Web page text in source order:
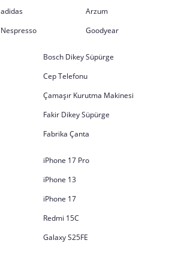
adidas
Arzum
Nespresso Goodyear
Bosch Dikey Süpürge
Cep Telefonu
Çamaşır Kurutma Makinesi
Fakir Dikey Süpürge
Fabrika Çanta
iPhone 17 Pro
iPhone 13
iPhone 17
Redmi 15C
Galaxy S25FE